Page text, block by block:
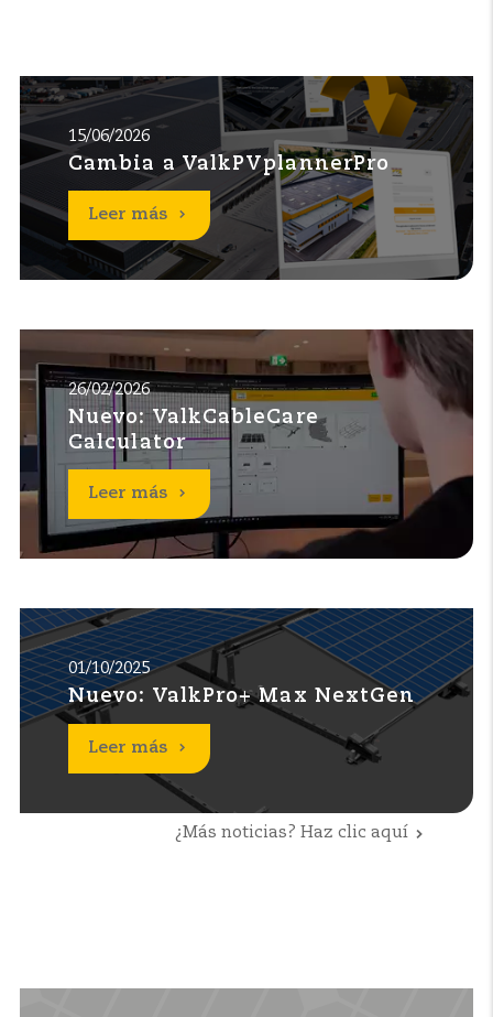
15/06/2026
Cambia a ValkPVplannerPro
Leer más
26/02/2026
Nuevo: ValkCableCare
Calculator
Leer más
01/10/2025
Nuevo: ValkPro+ Max NextGen
Leer más
¿Más noticias? Haz clic aquí